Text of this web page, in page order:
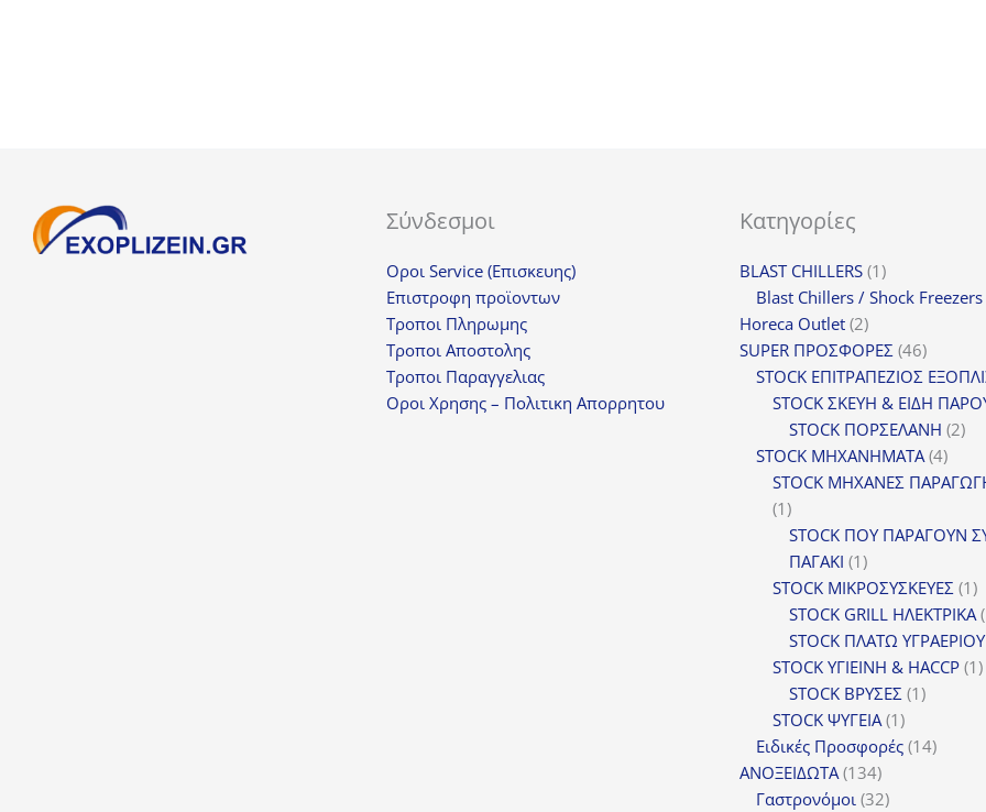
Σύνδεσμοι
Οροι Service (Επισκευης)
Επιστροφη προϊοντων
Τροποι Πληρωμης
Τροποι Αποστολης
Τροποι Παραγγελιας
Οροι Χρησης – Πολιτικη Απορρητου
Κατηγορίες
BLAST CHILLERS 11
προϊόν
Blast Chillers / Shock Freezers
Horeca Outlet 22
προϊόντα
SUPER ΠΡΟΣΦΟΡΕΣ 4646
STOCK ΕΠΙΤΡΑΠΕΖΙΟΣ
STOCK ΣΚΕΥΗ & ΕΙΔΗ
STOCK ΠΟΡΣΕΛΑΝΗ 22
STOCK ΜΗΧΑΝΗΜΑΤΑ 44
STOCK ΜΗΧΑΝΕΣ
11
προϊόν
STOCK ΠΟΥ ΠΑΡΑΓΟΥΝ
ΠΑΓΑΚΙ 11
προϊόν
STOCK ΜΙΚΡΟΣΥΣΚΕΥΕΣ 11
STOCK GRILL ΗΛΕΚΤΡΙΚΑ
STOCK ΠΛΑΤΩ ΥΓΡΑΕΡΙΟΥ
STOCK ΥΓΙΕΙΝΗ & HACCP 11
STOCK ΒΡΥΣΕΣ 11
STOCK ΨΥΓΕΙΑ 11
προϊόν
Ειδικές Προσφορές 1414
ΑΝΟΞΕΙΔΩΤΑ 134134
προϊόντα
Γαστρονόμοι 3232